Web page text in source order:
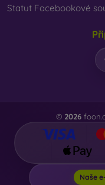
Statut Facebookové
© 2026
Naše